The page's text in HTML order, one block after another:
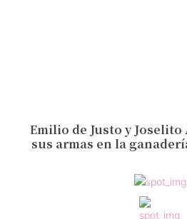
Emilio de Justo y
sus armas en la